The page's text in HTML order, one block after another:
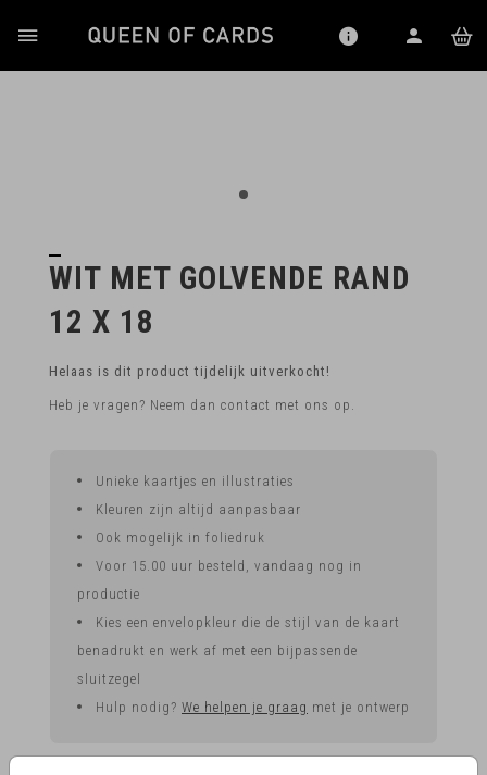
WIT MET GOLVENDE RAND
12 X 18
Helaas is dit product tijdelijk uitverkocht!
Heb je vragen? Neem dan contact met ons op.
Unieke kaartjes en illustraties
Kleuren zijn altijd aanpasbaar
Ook mogelijk in foliedruk
Voor 15.00 uur besteld, vandaag nog in
productie
Kies een envelopkleur die de stijl van de kaart
benadrukt en werk af met een bijpassende
sluitzegel
Hulp nodig? We helpen je graag met je ontwerp